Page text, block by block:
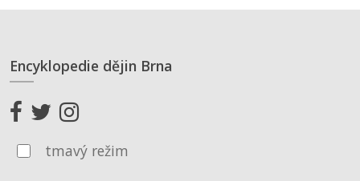
Encyklopedie dějin Brna
tmavý režim